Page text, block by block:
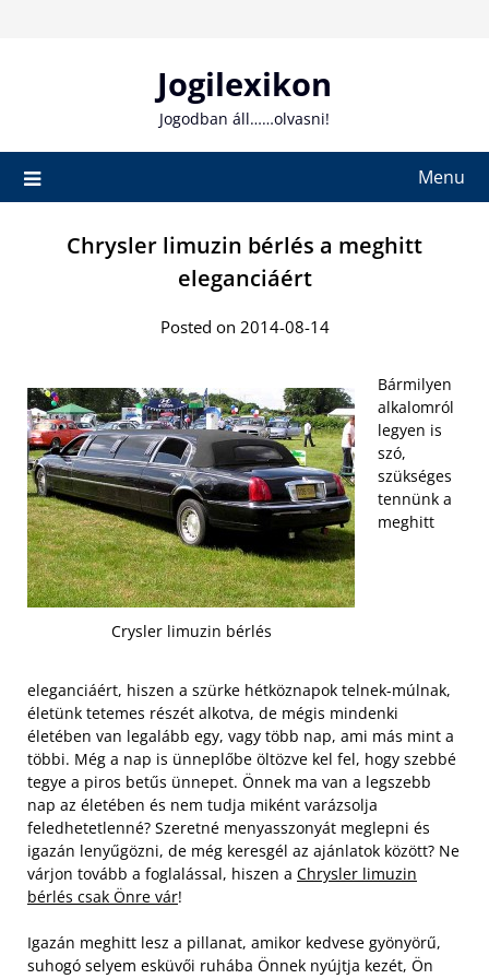
Jogilexikon
Jogodban áll……olvasni!
Menu
Chrysler limuzin bérlés a meghitt
eleganciáért
Posted on 2014-08-14
Crysler limuzin bérlés
Bármilyen
alkalomról
legyen is
szó,
szükséges
tennünk a
meghitt
eleganciáért, hiszen a szürke hétköznapok telnek-múlnak,
életünk tetemes részét alkotva, de mégis mindenki
életében van legalább egy, vagy több nap, ami más mint a
többi. Még a nap is ünneplőbe öltözve kel fel, hogy szebbé
tegye a piros betűs ünnepet. Önnek ma van a legszebb
nap az életében és nem tudja miként varázsolja
feledhetetlenné? Szeretné menyasszonyát meglepni és
igazán lenyűgözni, de még keresgél az ajánlatok között? Ne
várjon tovább a foglalással, hiszen a Chrysler limuzin
bérlés csak Önre vár!
Igazán meghitt lesz a pillanat, amikor kedvese gyönyörű,
suhogó selyem esküvői ruhába Önnek nyújtja kezét, Ön